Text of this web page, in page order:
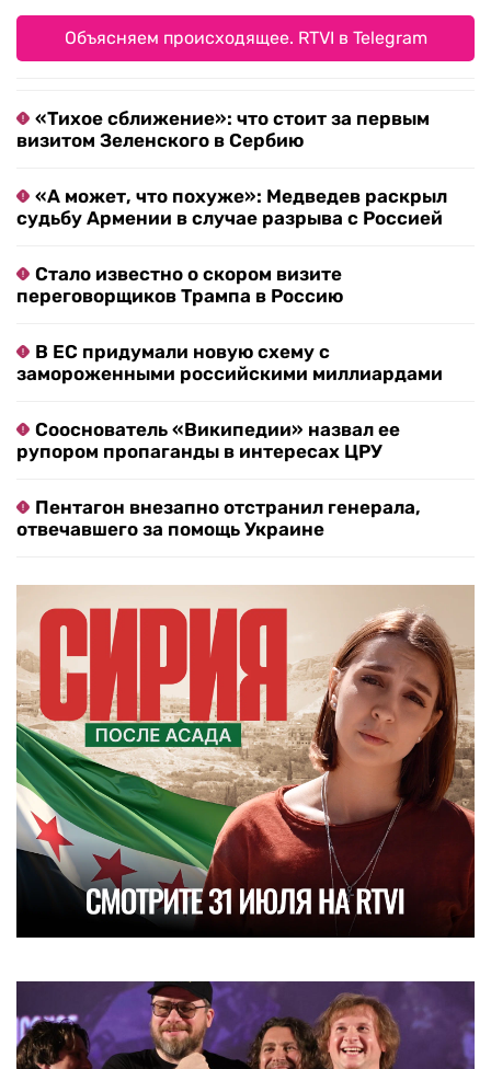
Объясняем происходящее. RTVI в Telegram
«Тихое сближение»: что стоит за первым
визитом Зеленского в Сербию
«А может, что похуже»: Медведев раскрыл
судьбу Армении в случае разрыва с Россией
Стало известно о скором визите
переговорщиков Трампа в Россию
В ЕС придумали новую схему с
замороженными российскими миллиардами
Сооснователь «Википедии» назвал ее
рупором пропаганды в интересах ЦРУ
Пентагон внезапно отстранил генерала,
отвечавшего за помощь Украине